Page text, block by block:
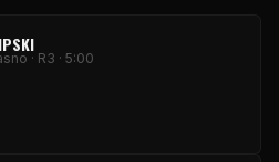
· R3 · 5:00